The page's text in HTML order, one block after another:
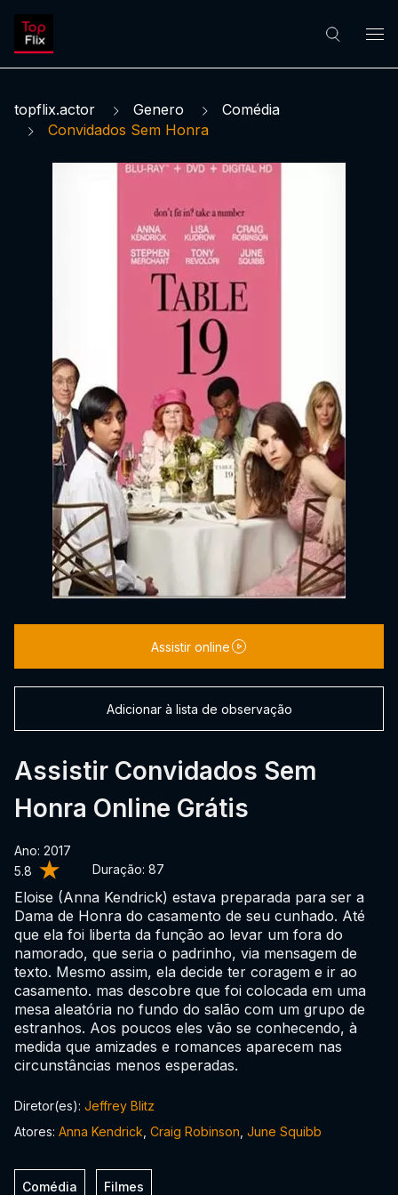
topflix.actor Genero
Comédia
Convidados Sem Honra
5.8 Duração: 87
Assistir Convidados Sem
Honra Online Grátis
Ano: 2017
Eloise (Anna Kendrick) estava preparada para ser a
Dama de Honra do casamento de seu cunhado. Até
que ela foi liberta da função ao levar um fora do
namorado, que seria o padrinho, via mensagem de
texto. Mesmo assim, ela decide ter coragem e ir ao
casamento. mas descobre que foi colocada em uma
mesa aleatória no fundo do salão com um grupo de
estranhos. Aos poucos eles vão se conhecendo, à
medida que amizades e romances aparecem nas
circunstâncias menos esperadas.
Assistir online
Adicionar à lista de observação
Diretor(es): Jeffrey Blitz
Atores: Anna Kendrick Craig Robinson June Squibb
Comédia Filmes